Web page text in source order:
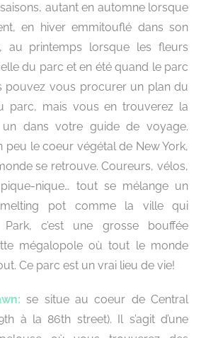
autant en automne lorsque
en hiver emmitouflé dans son
au printemps lorsque les fleurs
du parc et en été quand le parc
pouvez vous procurer un plan du
parc, mais vous en trouverez la
dans votre guide de voyage.
peu le coeur végétal de New York,
se retrouve. Coureurs, vélos,
nique… tout se mélange un
pot comme la ville qui
Park, c’est une grosse bouffée
mégalopole où tout le monde
Ce parc est un vrai lieu de vie!
se situe au coeur de Central
à la 86th street). Il s’agit d’une